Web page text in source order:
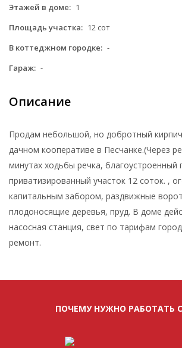
Этажей в доме: 1
Площадь участка: 12 сот
В коттеджном городке: -
Гараж: -
Описание
Продам небольшой, но добротный
дачном кооперативе в Песчанке.(Через
минутах ходьбы речка,
приватизированный участок 12 соток. ,
капитальным забором, раздвижные
плодоносящие деревья, пруд. В доме
насосная станция, свет по тарифам
ремонт.
ПОЧЕМУ НУЖНО РАБОТАТЬ